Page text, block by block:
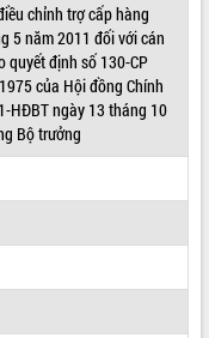
chỉnh trợ cấp hàng
5 năm 2011 đối với cán
quyết định số 130-CP
của Hội đồng Chính
HĐBT ngày 13 tháng 10
Bộ trưởng